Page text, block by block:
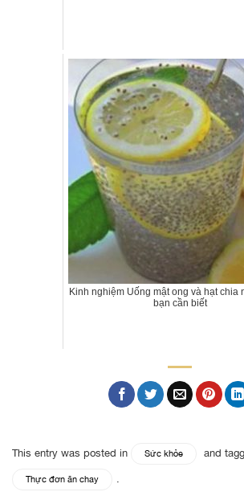
Kinh nghiệm Uống mật ong và hạt chia
bạn cần biết
This entry was posted in Sức khỏe and
Thực đơn ăn chay